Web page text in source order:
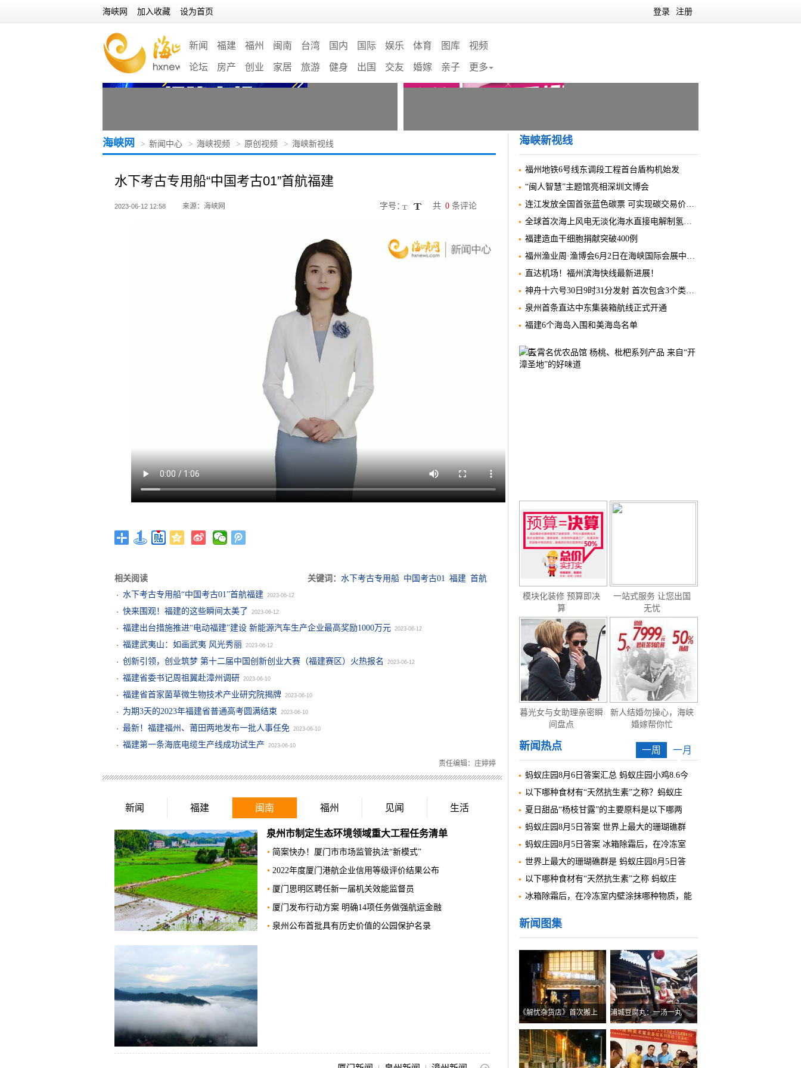
登录 注册
海峡网 加入收藏 设为首页
新闻 福建 福州 闽南 台湾 国内 国际 娱乐 体育 图库 视频
论坛 房产 创业 家居 旅游 健身 出国 交友 婚嫁 亲子 更多
海峡网 > 新闻中心 > 海峡视频 > 原创视频 > 海峡新视线
水下考古专用船“中国考古01”首航福建
2023-06-12 12:58 来源：海峡网 共 0 条评论
字号：
相关阅读 关键词： 水下考古专用船 中国考古01 福建 首航
水下考古专用船“中国考古01”首航福建 2023-06-12
快来围观！福建的这些瞬间太美了 2023-06-12
福建出台措施推进“电动福建”建设 新能源汽车生产企业最高奖励1000万元 2023-06-12
福建武夷山：如画武夷 风光秀丽 2023-06-12
创新引领，创业筑梦 第十二届中国创新创业大赛（福建赛区）火热报名 2023-06-12
福建省委书记周祖翼赴漳州调研 2023-06-10
福建省首家菌草微生物技术产业研究院揭牌 2023-06-10
为期3天的2023年福建省普通高考圆满结束 2023-06-10
最新！福建福州、莆田两地发布一批人事任免 2023-06-10
福建第一条海底电缆生产线成功试生产 2023-06-10
责任编辑：庄婷婷
新闻 福建 闽南 福州 见闻 生活
福州市图书馆举办茶文化主题展 为期20天免费..
福州举办“文化和自然遗产日”主题活动 非遗..
林宝金赴世遗大会展示馆参观调研
福州市妇联出台方案推进女大学生就业创业
A.O.史密斯AI-LiNK高端智慧互联新品发布会在..
终于有座了！福州达明路美食街C区提升改造后..
海峡新视线
福州地铁6号线东调段工程首台盾构机始发
“闽人智慧”主题馆亮相深圳文博会
连江发放全国首张蓝色碳票 可实现碳交易价值近55万元
全球首次海上风电无淡化海水直接电解制氢在福建海试成功
福建造血干细胞捐献突破400例
福州渔业周·渔博会6月2日在海峡国际会展中心举行
直达机场！福州滨海快线最新进展！
神舟十六号30日9时31分发射 首次包含3个类型航天员
泉州首条直达中东集装箱航线正式开通
福建6个海岛入围和美海岛名单
广告
模块化装修 预算即决
算
一站式服务 让您出国
无忧
暮光女与女助理亲密瞬
间盘点
新人结婚勿操心，海峡
婚嫁帮你忙
一周 一月
新闻热点
蚂蚁庄园8月6日答案汇总 蚂蚁庄园小鸡8.6今
以下哪种食材有“天然抗生素”之称？蚂蚁庄
夏日甜品“杨枝甘露”的主要原料是以下哪两
蚂蚁庄园8月5日答案 世界上最大的珊瑚礁群
蚂蚁庄园8月5日答案 冰箱除霜后，在冷冻室
世界上最大的珊瑚礁群是 蚂蚁庄园8月5日答
以下哪种食材有“天然抗生素”之称 蚂蚁庄
冰箱除霜后，在冷冻室内壁涂抹哪种物质，能
新闻图集
《解忧杂货店》首次搬上 浦城豆腐丸：一汤一丸